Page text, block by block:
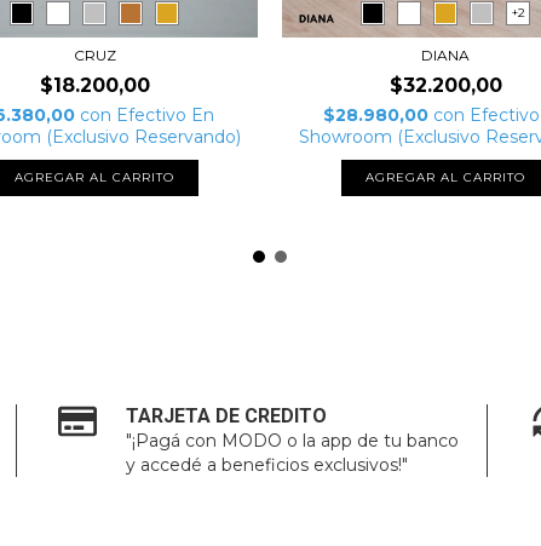
CRUZ
$18.200,00
con Efectivo En
(Exclusivo Reservando)
AGREGAR AL CARRITO
+2
DIANA
$32.200,00
$28.980,00 con
Showroom (Exclusivo
AGREGAR AL CARRITO
TARJETA DE CREDITO
"¡Pagá con MODO o la app de tu banco
y accedé a beneficios exclusivos!"